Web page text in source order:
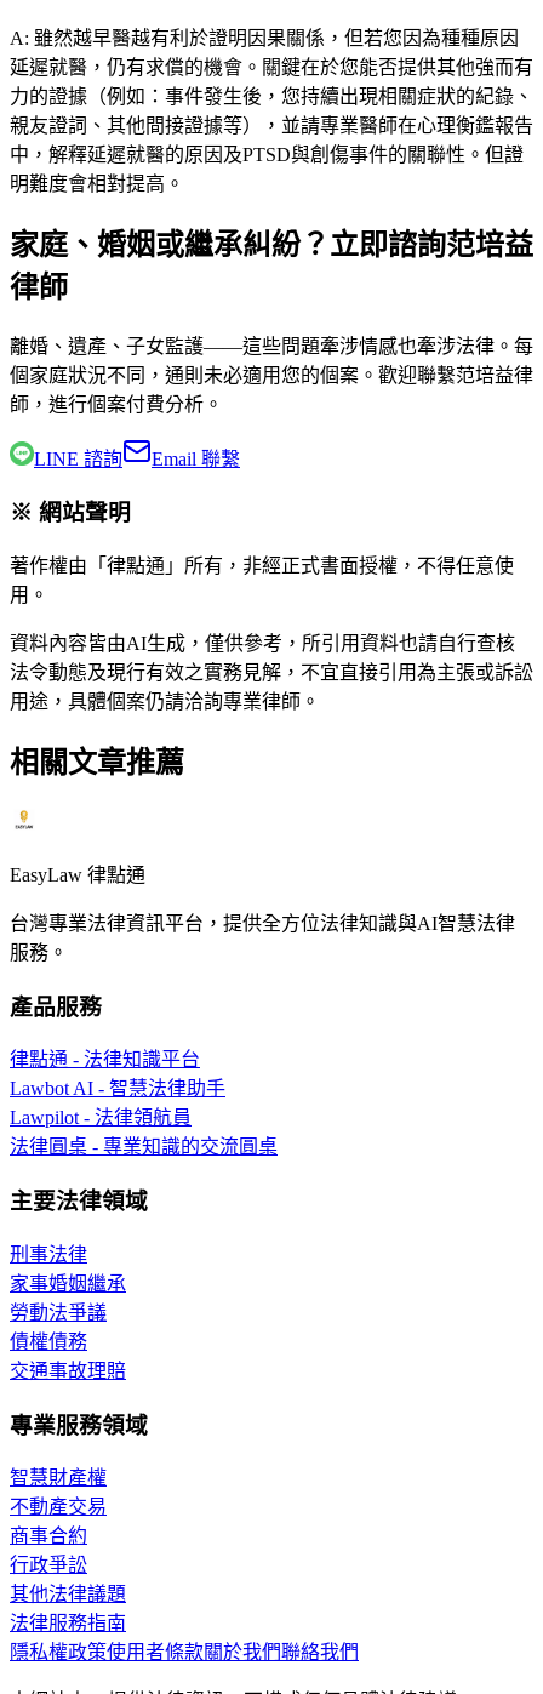
A: 雖然越早醫越有利於證明因果關係，但若您因為種種原因
延遲就醫，仍有求償的機會。關鍵在於您能否提供其他強而有
力的證據（例如：事件發生後，您持續出現相關症狀的紀錄、
親友證詞、其他間接證據等），並請專業醫師在心理衡鑑報告
中，解釋延遲就醫的原因及PTSD與創傷事件的關聯性。但證
明難度會相對提高。
家庭、婚姻或繼承糾紛？立即諮詢范培益
律師
離婚、遺產、子女監護——這些問題牽涉情感也牽涉法律。每
個家庭狀況不同，通則未必適用您的個案。歡迎聯繫范培益律
師 ，進行個案付費分析。
LINE 諮詢 Email 聯繫
※ 網站聲明
著作權由「律點通」所有，非經正式書面授權，不得任意使
用。
資料內容皆由AI生成，僅供參考，所引用資料也請自行查核
法令動態及現行有效之實務見解，不宜直接引用為主張或訴訟
用途，具體個案仍請洽詢專業律師。
相關文章推薦
EasyLaw 律點通
台灣專業法律資訊平台，提供全方位法律知識與AI智慧法律
服務。
產品服務
律點通 - 法律知識平台
Lawbot AI - 智慧法律助手
Lawpilot - 法律領航員
法律圓桌 - 專業知識的交流圓桌
主要法律領域
刑事法律
家事婚姻繼承
勞動法爭議
債權債務
交通事故理賠
專業服務領域
智慧財產權
不動產交易
商事合約
行政爭訟
其他法律議題
法律服務指南
隱私權政策使用者條款關於我們聯絡我們